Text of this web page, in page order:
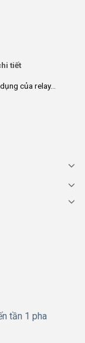
tiết
của relay...
tần 1 pha